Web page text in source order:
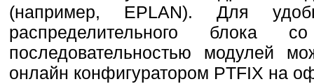
(например, EPLAN). Для
распределительного блока
последовательностью модулей
онлайн конфигуратором PTFIX на